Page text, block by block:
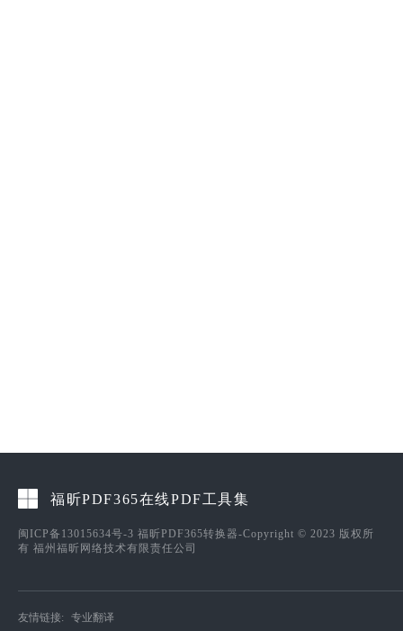
福昕PDF365在线PDF工具集
闽ICP备13015634号-3 福昕PDF365转换器-Copyright © 2023 版权所
有 福州福昕网络技术有限责任公司
友情链接: 专业翻译